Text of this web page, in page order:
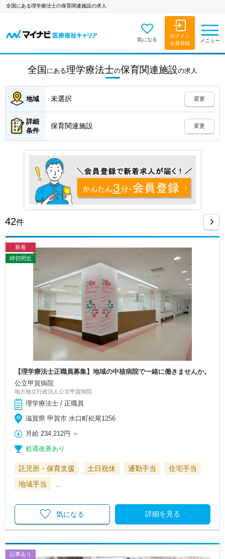
全国にある理学療法士の保育関連施設の求人
気になる
ログイン
会員登録
メニュー
全国 にある理学療法士の保育関連施設の求人
地域 未選択 変更
詳細
条件
保育関連施設 変更
42件
新着
締切間近
【理学療法士正職員募集】地域の中核病院で一緒に働きませんか。
公立甲賀病院
地方独立行政法人公立甲賀病院
理学療法士 / 正職員
滋賀県 甲賀市 水口町松尾1256
月給 234,212円 ～
処遇改善あり
託児所・保育支援 土日祝休 通勤手当
住宅手当
地域手当
詳細を見る
気になる
記事あり